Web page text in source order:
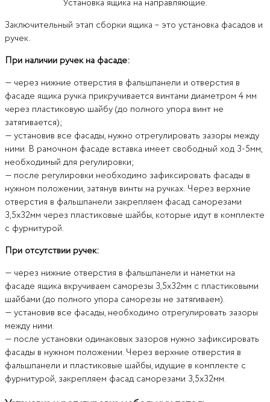
Установка ящика на направляющие.
Заключительный этап сборки ящика – это установка фасадов и
ручек.
При наличии ручек на фасаде:
— через нижние отверстия в фальшпанели и отверстия в
фасаде ящика ручка прикручивается винтами диаметром 4 мм
через пластиковую шайбу (до полного упора винт не
затягивается);
— установив все фасады, нужно отрегулировать зазоры между
ними. В рамочном фасаде вставка имеет свободный ход 3-5мм,
необходимый для регулировки;
— после регулировки необходимо зафиксировать фасады в
нужном положении, затянув винты на ручках. Через верхние
отверстия в фальшпанели закрепляем фасад саморезами
3,5х32мм через пластиковые шайбы, которые идут в комплекте
с фурнитурой.
При отсутствии ручек:
— через нижние отверстия в фальшпанели и наметки на
фасаде ящика вкручиваем саморезы 3,5х32мм с пластиковыми
шайбами (до полного упора саморезы не затягиваем).
— установив все фасады, необходимо отрегулировать зазоры
между ними.
— после установки одинаковых зазоров нужно зафиксировать
фасады в нужном положении. Через верхние отверстия в
фальшпанели и пластиковые шайбы, идущие в комплекте с
фурнитурой, закрепляем фасад саморезами 3,5х32мм.